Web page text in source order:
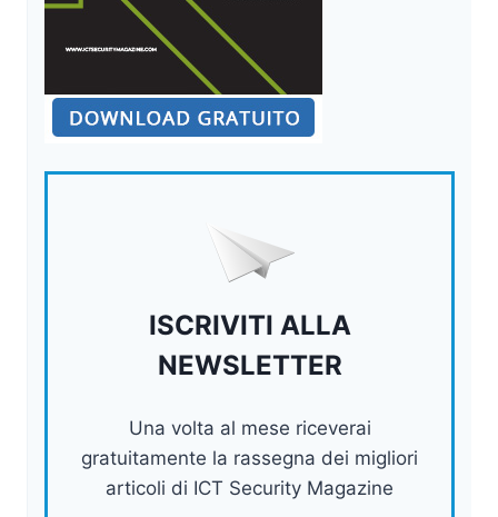
ISCRIVITI ALLA
NEWSLETTER
Una volta al mese riceverai
gratuitamente la rassegna dei migliori
articoli di ICT Security Magazine